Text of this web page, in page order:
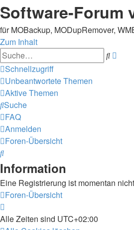
Software-Forum
für MOBackup, MODupRemover,
Zum Inhalt
Suche
Schnellzugriff
Unbeantwortete Themen
Aktive Themen
Suche
FAQ
Anmelden
Foren-Übersicht
Suche
Information
Eine Registrierung ist momentan
Foren-Übersicht
Alle Zeiten sind UTC+02:00